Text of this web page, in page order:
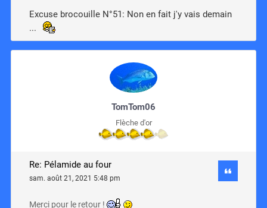
Excuse brocouille N°51: Non en fait j'y vais demain
...
TomTom06
Flèche d'or
Re: Pélamide au four
sam. août 21, 2021 5:48 pm
Merci pour le retour !